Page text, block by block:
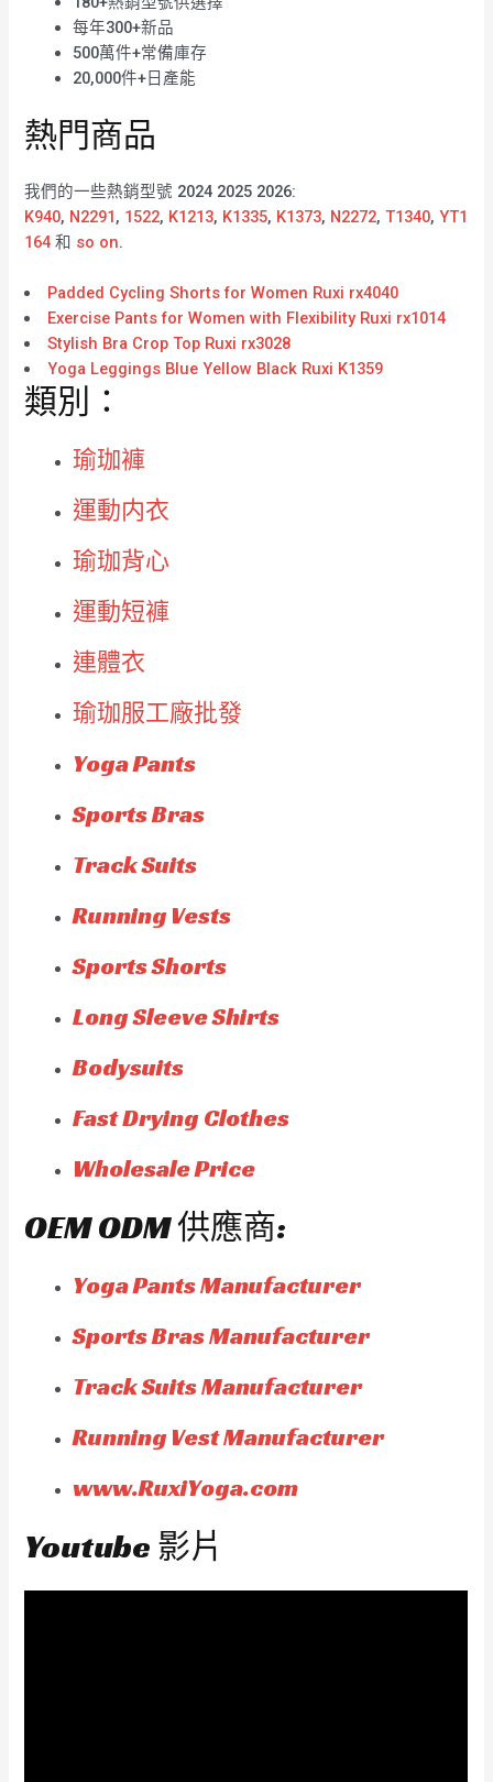
每年300+新品
500萬件+常備庫存
20,000件+日產能
熱門商品
我們的一些熱銷型號 2024 2025 2026:
K940, N2291, 1522, K1213, K1335, K1373, N2272,T1340,YT1
164 和 so on.
Padded Cycling Shorts for Women Ruxi rx4040
Exercise Pants for Women with Flexibility Ruxi rx1014
Stylish Bra Crop Top Ruxi rx3028
Yoga Leggings Blue Yellow Black Ruxi K1359
類別：
瑜珈褲
運動内衣
瑜珈背心
運動短褲
連體衣
瑜珈服工廠批發
Yoga Pants
Sports Bras
Track Suits
Running Vests
Sports Shorts
Long Sleeve Shirts
Bodysuits
Fast Drying Clothes
Wholesale Price
OEM ODM 供應商:
Yoga Pants Manufacturer
Sports Bras Manufacturer
Track Suits Manufacturer
Running Vest Manufacturer
www.RuxiYoga.com
Youtube 影片